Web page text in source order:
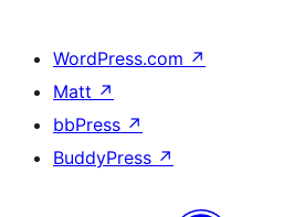
WordPress.com ↗
Matt ↗
bbPress ↗
BuddyPress ↗